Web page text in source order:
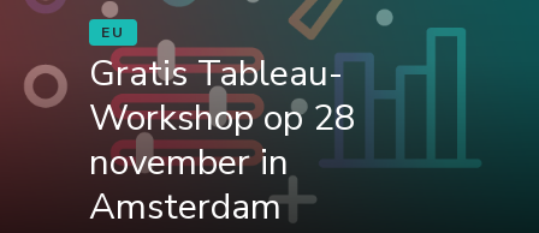
EU
Gratis Tableau-
Workshop op 28
november in
Amsterdam